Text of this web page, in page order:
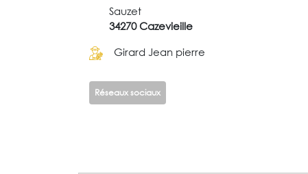
Sauzet
34270 Cazevieille
Girard Jean pierre
Réseaux sociaux